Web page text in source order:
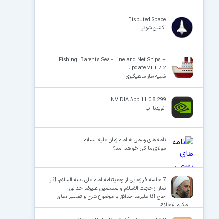
Disputed Space
اکشن شوتر
Fishing: Barents Sea - Line and Net Ships +
Update v1.1.7.2
شبیه ساز ماهیگیری
NVIDIA App 11.0.8.299
انویدیا اپ
نامه های رسمی به امام زمان علیه السلام
مولای ما کی خواهد آمد؟
7 جلسه فرازهایی از وصیتنامه امام علی علیه السلام، آثار
نماز از حجت الاسلام والمسلمین علیرضا حدائق
حاج آقا علیرضا حدائق با موضوع شرح و تفسیر دعای
مکارم الاخلاق